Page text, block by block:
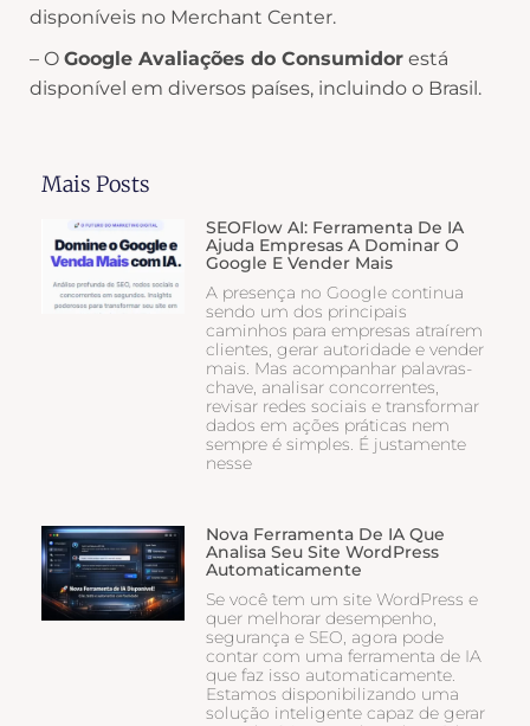
disponíveis no Merchant Center.
– O Google Avaliações do Consumidor está
disponível em diversos países, incluindo o Brasil.
Mais Posts
SEOFlow AI: Ferramenta De IA
Ajuda Empresas A Dominar O
Google E Vender Mais
A presença no Google continua
sendo um dos principais
caminhos para empresas atraírem
clientes, gerar autoridade e vender
mais. Mas acompanhar palavras-
chave, analisar concorrentes,
revisar redes sociais e transformar
dados em ações práticas nem
sempre é simples. É justamente
nesse
Nova Ferramenta De IA Que
Analisa Seu Site WordPress
Automaticamente
Se você tem um site WordPress e
quer melhorar desempenho,
segurança e SEO, agora pode
contar com uma ferramenta de IA
que faz isso automaticamente.
Estamos disponibilizando uma
solução inteligente capaz de gerar